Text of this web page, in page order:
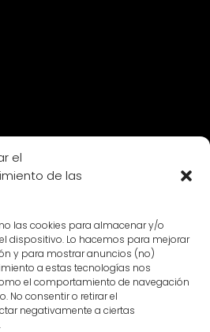
el
de las
las cookies para almacenar y/o
dispositivo. Lo hacemos para mejorar
y para mostrar anuncios (no)
a estas tecnologías nos
el comportamiento de navegación
No consentir o retirar el
negativamente a ciertas